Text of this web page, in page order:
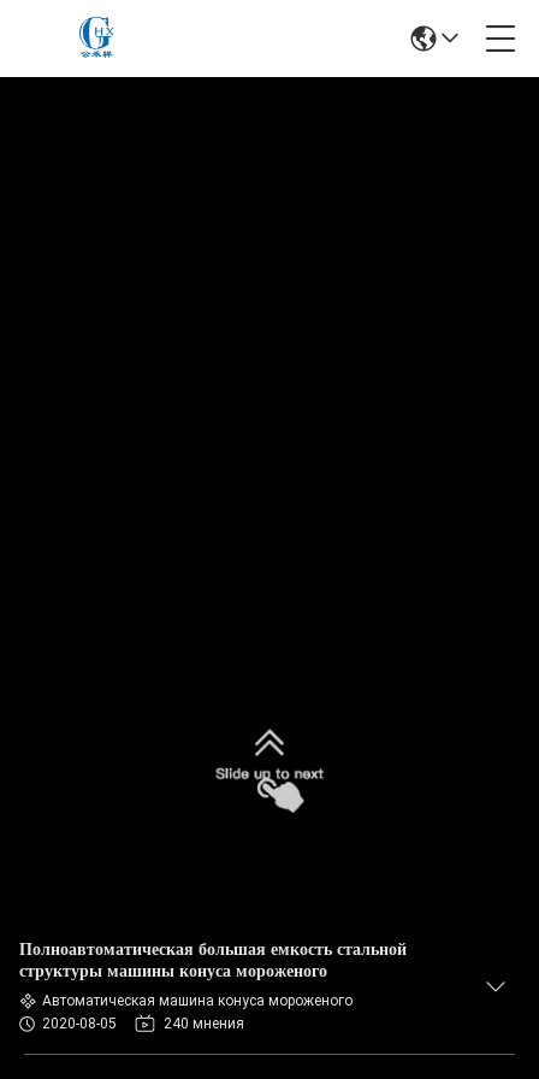
Полноавтоматическая большая емкость стальной
структуры машины конуса мороженого
Автоматическая машина конуса мороженого
2020-08-05
240 мнения